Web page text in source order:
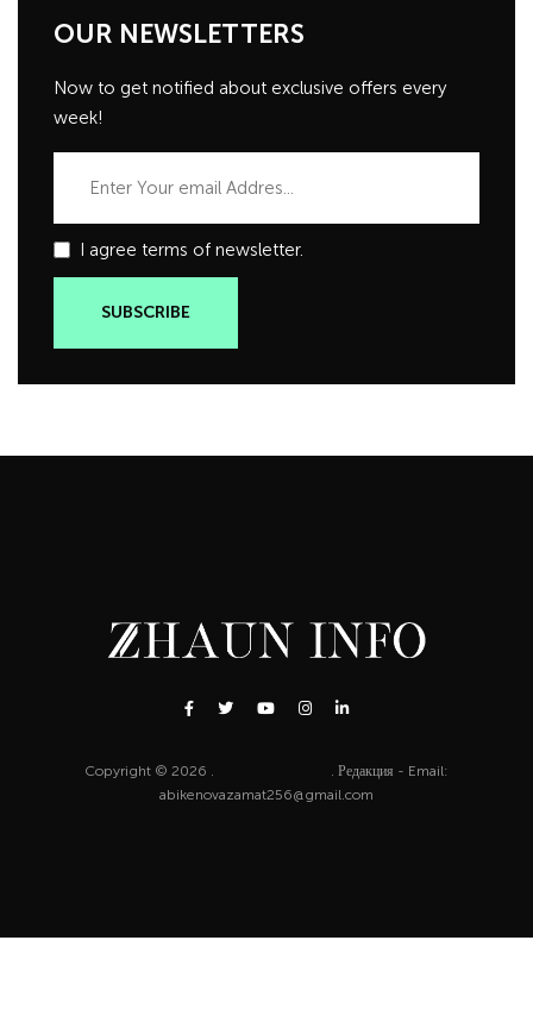
OUR NEWSLETTERS
Now to get notified about exclusive offers every
week!
I agree terms of newsletter.
Copyright © 2026 .
. Редакция - Email:
abikenovazamat256@gmail.com